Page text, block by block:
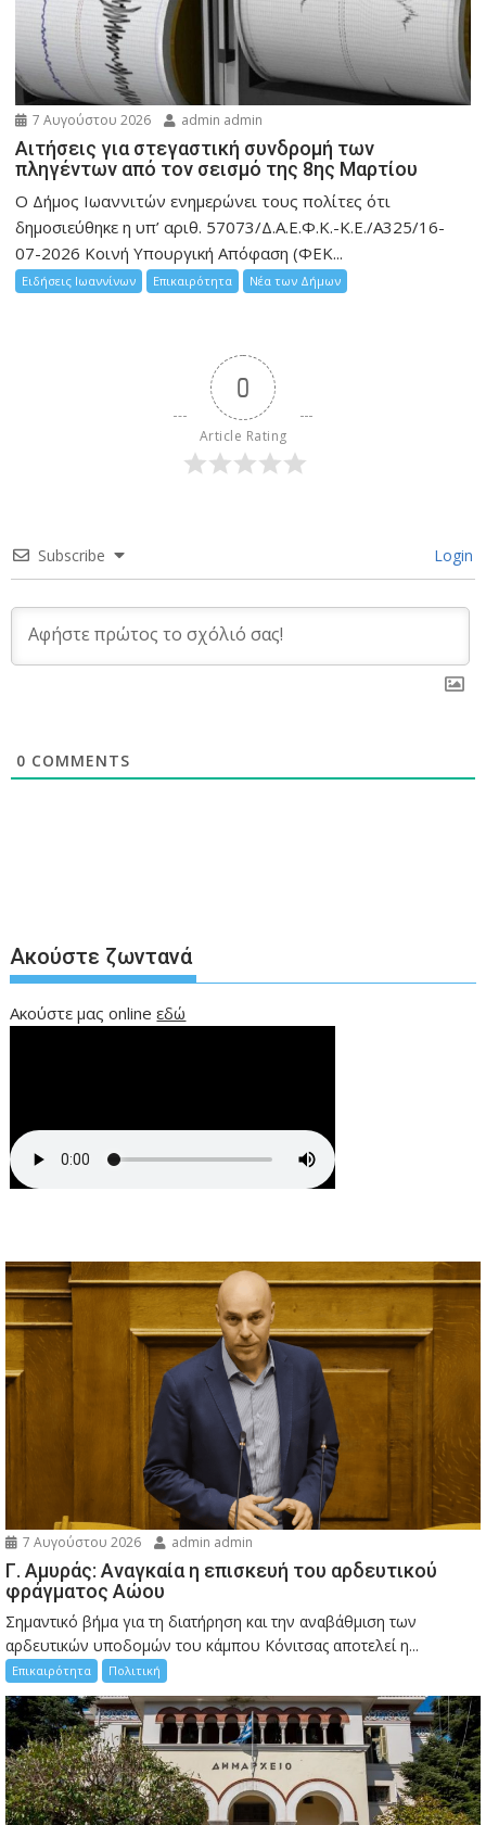
7 Αυγούστου 2026 admin admin
Αιτήσεις για στεγαστική συνδρομή των
πληγέντων από τον σεισμό της 8ης Μαρτίου
Ο Δήμος Ιωαννιτών ενημερώνει τους πολίτες ότι
δημοσιεύθηκε η υπ’ αριθ. 57073/Δ.Α.Ε.Φ.Κ.-Κ.Ε./Α325/16-
07-2026 Κοινή Υπουργική Απόφαση (ΦΕΚ...
Ειδήσεις Ιωαννίνων Επικαιρότητα Νέα των Δήμων
0
Article Rating
Subscribe Login
0 COMMENTS
Ακούστε ζωντανά
Ακούστε μας onlineεδώ
7 Αυγούστου 2026 admin admin
Γ. Αμυράς: Αναγκαία η επισκευή του αρδευτικού
φράγματος Αώου
Σημαντικό βήμα για τη διατήρηση και την αναβάθμιση των
αρδευτικών υποδομών του κάμπου Κόνιτσας αποτελεί η...
Επικαιρότητα Πολιτική